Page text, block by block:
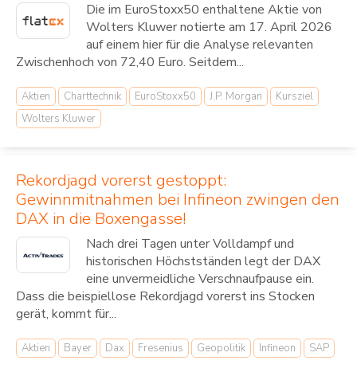
Die im EuroStoxx50 enthaltene Aktie von
Wolters Kluwer notierte am 17. April 2026
auf einem hier für die Analyse relevanten
Zwischenhoch von 72,40 Euro. Seitdem...
Aktien Charttechnik EuroStoxx50 J.P. Morgan
Kursziel
Wolters Kluwer
Rekordjagd vorerst gestoppt:
Gewinnmitnahmen bei Infineon zwingen den
DAX in die Boxengasse!
Nach drei Tagen unter Volldampf und
historischen Höchstständen legt der DAX
eine unvermeidliche Verschnaufpause ein.
Dass die beispiellose Rekordjagd vorerst ins Stocken
gerät, kommt für...
Aktien Bayer Dax Fresenius Geopolitik Infineon SAP